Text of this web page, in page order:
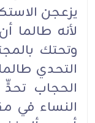
يزعجن
لأنه طالما
وتحتك
التحدي
الحجاب
النساء في